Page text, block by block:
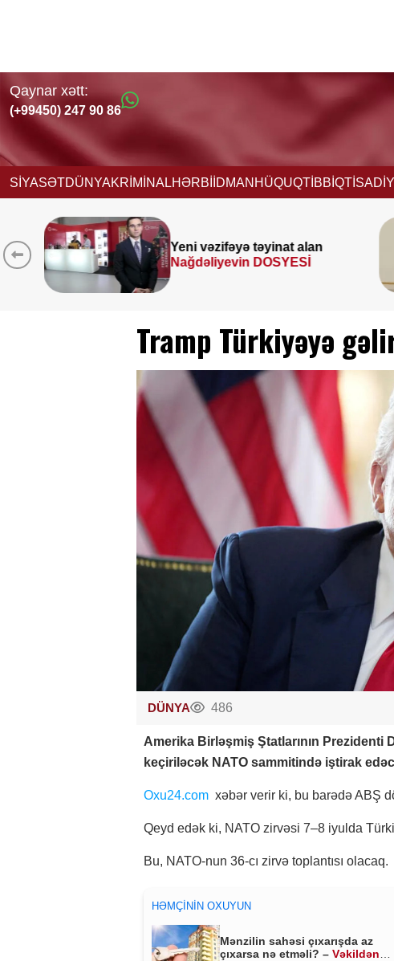
Qaynar xətt:
(+99450) 247 90 86
SİYASƏTDÜNYAKRİMİNAL HƏRBİİDMANHÜQUQTİBB
PrezidentSƏRƏNCAM
İMZALADI
Tramp Türkiyəyə
DÜNYA 486
Amerika Birləşmiş Ştatlarının
keçiriləcək NATO sammitində iştirak
Oxu24.com xəbər verir ki, bu barədə ABŞ
Qeyd edək ki, NATO zirvəsi 7–8 iyulda
Bu, NATO-nun 36-cı zirvə toplantısı olacaq.
HƏMÇININ OXUYUN
Mənzilin sahəsi çıxarışda az
çıxarsa nə etməli? –Vəkildən